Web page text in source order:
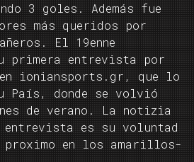
3 goles. Además fue
más queridos por
El 19enne
primera entrevista por
ioniansports.gr, que lo
País, donde se volvió
de verano. La notizia
entrevista es su voluntad
proximo en los amarillos-